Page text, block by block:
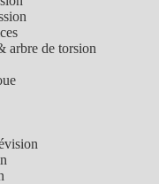
arbre de torsion